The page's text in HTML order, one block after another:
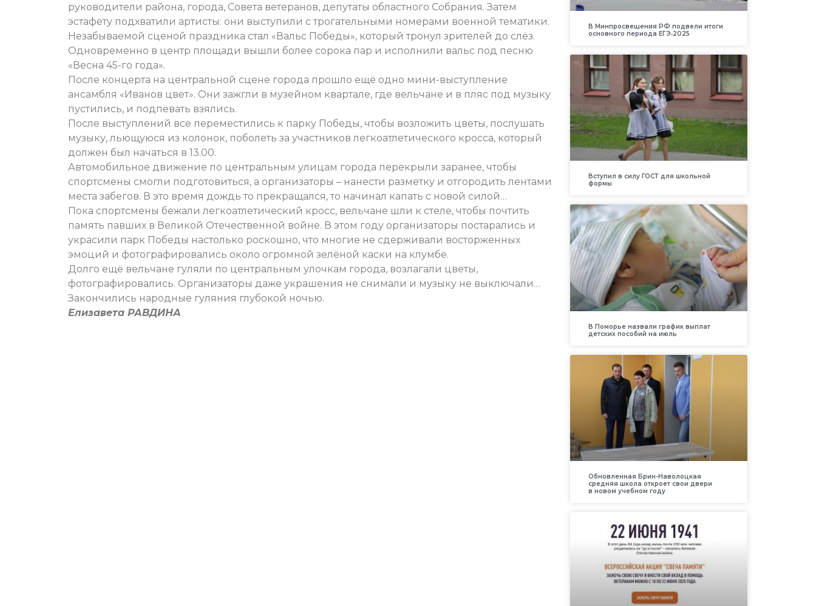
руководители района, города, Совета ветеранов, депутаты областного Собрания. Затем
эстафету подхватили артисты: они выступили с трогательными номерами военной тематики.
Незабываемой сценой праздника стал «Вальс Победы», который тронул зрителей до слёз.
Одновременно в центр площади вышли более сорока пар и исполнили вальс под песню
«Весна 45-го года».
После концерта на центральной сцене города прошло ещё одно мини-выступление
ансамбля «Иванов цвет». Они зажгли в музейном квартале, где вельчане и в пляс под музыку
пустились, и подпевать взялись.
После выступлений все переместились к парку Победы, чтобы возложить цветы, послушать
музыку, льющуюся из колонок, поболеть за участников легкоатлетического кросса, который
должен был начаться в 13.00.
Автомобильное движение по центральным улицам города перекрыли заранее, чтобы
спортсмены смогли подготовиться, а организаторы – нанести разметку и отгородить лентами
места забегов. В это время дождь то прекращался, то начинал капать с новой силой…
Пока спортсмены бежали легкоатлетический кросс, вельчане шли к стеле, чтобы почтить
память павших в Великой Отечественной войне. В этом году организаторы постарались и
украсили парк Победы настолько роскошно, что многие не сдерживали восторженных
эмоций и фотографировались около огромной зелёной каски на клумбе.
Долго ещё вельчане гуляли по центральным улочкам города, возлагали цветы,
фотографировались. Организаторы даже украшения не снимали и музыку не выключали…
Закончились народные гуляния глубокой ночью.
Елизавета РАВДИНА
В Минпросвещения РФ подвели итоги
основного периода ЕГЭ‑2025
Вступил в силу ГОСТ для школьной
формы
В Поморье назвали график выплат
детских пособий на июль
Обновленная Брин-Наволоцкая
средняя школа откроет свои двери
в новом учебном году